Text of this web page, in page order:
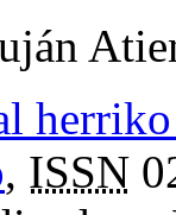
, ISSN